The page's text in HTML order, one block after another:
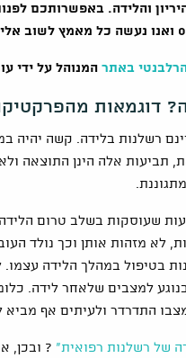
והלידה. באפשרותכם
באתר המנוהל על ידי
דוגמאות
רשלנות בלידה. קשה יהיה
תביעות אלה הינן התוצאה
שעוסקות בשלב טרום
לא מזהות אותן וכך נולד
בטיפול במהלך הלידה עצמו.
למצבים שלאחר לידה.
התדרדר ולעיתים אף מביא
של רשלנות רפואית" ? ובכן,